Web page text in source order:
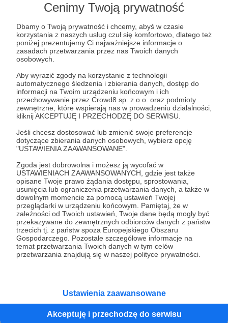
Cenimy Twoją prywatność
Dbamy o Twoją prywatność i chcemy, abyś w czasie
korzystania z naszych usług czuł się komfortowo, dlatego też
poniżej prezentujemy Ci najważniejsze informacje o
zasadach przetwarzania przez nas Twoich danych
osobowych.
Aby wyrazić zgody na korzystanie z technologii
automatycznego śledzenia i zbierania danych, dostęp do
informacji na Twoim urządzeniu końcowym i ich
przechowywanie przez Crowd8 sp. z o.o. oraz podmioty
zewnętrzne, które wspierają nas w prowadzeniu działalności,
kliknij AKCEPTUJĘ I PRZECHODZĘ DO SERWISU.
Jeśli chcesz dostosować lub zmienić swoje preferencje
dotyczące zbierania danych osobowych, wybierz opcję
"USTAWIENIA ZAAWANSOWANE".
Zgoda jest dobrowolna i możesz ją wycofać w
USTAWIENIACH ZAAWANSOWANYCH, gdzie jest także
opisane Twoje prawo żądania dostępu, sprostowania,
usunięcia lub ograniczenia przetwarzania danych, a także w
dowolnym momencie za pomocą ustawień Twojej
przeglądarki w urządzeniu końcowym. Pamiętaj, że w
zależności od Twoich ustawień, Twoje dane będą mogły być
przekazywane do zewnętrznych odbiorców danych z państw
trzecich tj. z państw spoza Europejskiego Obszaru
Gospodarczego. Pozostałe szczegółowe informacje na
temat przetwarzania Twoich danych w tym celów
przetwarzania znajdują się w naszej polityce prywatności.
Ustawienia zaawansowane
Akceptuję i przechodzę do serwisu
Konstytucja
1,5% na edukacyjny, obywatelski projekt
#Tourdekonstytucja ;)
procent
Dołącz do grona Patronów!
Wesprzyj działalność Autora Tour de Konstytucjajuż
teraz!
Zostań Patronem
Promowani autorzy